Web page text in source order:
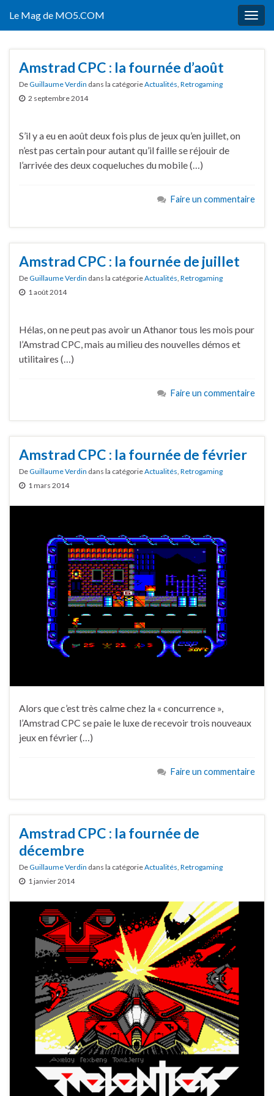
Le Mag de MO5.COM
Amstrad CPC : la fournée d’août
DeGuillaume Verdin dans la catégorieActualités, Retrogaming
2 septembre 2014
S’il y a eu en août deux fois plus de jeux qu’en juillet, on
n’est pas certain pour autant qu’il faille se réjouir de
l’arrivée des deux coqueluches du mobile (…)
Faire un commentaire
Amstrad CPC : la fournée de juillet
DeGuillaume Verdin dans la catégorieActualités Retrogaming
1 août 2014
Hélas, on ne peut pas avoir un Athanor tous les mois pour
l’Amstrad CPC, mais au milieu des nouvelles démos et
utilitaires (…)
Faire un commentaire
Amstrad CPC : la fournée de février
DeGuillaume Verdin dans la catégorieActualités, Retrogaming
1 mars 2014
Alors que c’est très calme chez la « concurrence »,
l’Amstrad CPC se paie le luxe de recevoir trois nouveaux
jeux en février (…)
Faire un commentaire
Amstrad CPC : la fournée de
décembre
DeGuillaume Verdin dans la catégorieActualités, Retrogaming
1 janvier 2014